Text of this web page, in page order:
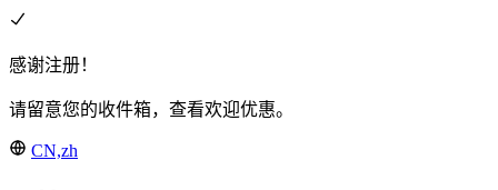
感谢注册！
请留意您的收件箱，查看欢迎优惠。
CN,zh